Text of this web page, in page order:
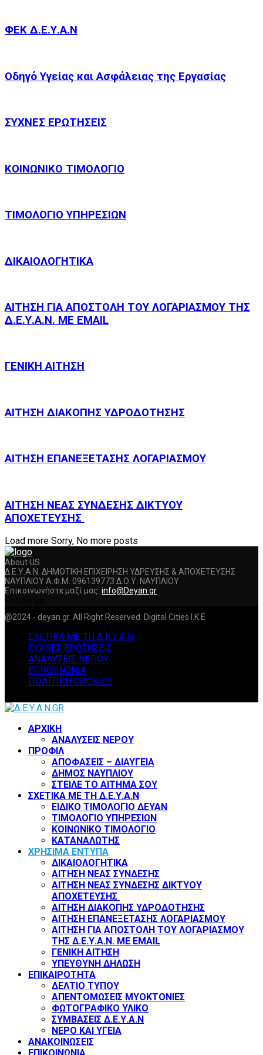
ΦΕΚ Δ.Ε.Υ.Α.Ν
Οδηγό Υγείας και Ασφάλειας της Εργασίας
ΣΥΧΝΕΣ ΕΡΩΤΗΣΕΙΣ
ΚΟΙΝΩΝΙΚΟ ΤΙΜΟΛΟΓΙΟ
ΤΙΜΟΛΟΓΙΟ ΥΠΗΡΕΣΙΩΝ
ΔΙΚΑΙΟΛΟΓΗΤΙΚΑ
ΑΙΤΗΣΗ ΓΙΑ ΑΠΟΣΤΟΛΗ ΤΟΥ ΛΟΓΑΡΙΑΣΜΟΥ ΤΗΣ
Δ.Ε.Υ.Α.Ν. ΜΕ EMAIL
ΓΕΝΙΚΗ ΑΙΤΗΣΗ
ΑΙΤΗΣΗ ΔΙΑΚΟΠΗΣ ΥΔΡΟΔΟΤΗΣΗΣ
ΑΙΤΗΣΗ ΕΠΑΝΕΞΕΤΑΣΗΣ ΛΟΓΑΡΙΑΣΜΟΥ
ΑΙΤΗΣΗ ΝΕΑΣ ΣΥΝΔΕΣΗΣ ΔΙΚΤΥΟΥ
ΑΠΟΧΕΤΕΥΣΗΣ
Load more Sorry, No more posts
About US
Δ.Ε.Υ.Α.Ν. ΔΗΜΟΤΙΚΗ ΕΠΙΧΕΙΡΗΣΗ ΥΔΡΕΥΣΗΣ & ΑΠΟΧΕΤΕΥΣΗΣ
ΝΑΥΠΛΙΟΥ Α.Φ.Μ. 096139773 Δ.Ο.Υ. ΝΑΥΠΛΙΟΥ
Επικοινωνήστε μαζί μας: info@Deyan.gr
Facebook
Twitter
Instagram
Youtube
@2024 - deyan.gr. All Right Reserved. Digital Cities I.K.E
ΣΧΕΤΙΚΑ ΜΕ ΤΗ Δ.Ε.Υ.Α.Ν
ΣΥΧΝΕΣ ΕΡΩΤΗΣΕΙΣ
ΑΝΑΛΥΣΕΙΣ ΝΕΡΟΥ
ΕΠΙΚΟΙΝΩΝΙΑ
ΠΟΛΙΤΙΚΗ COOKIES
ΑΡΧΙΚΗ
ΑΝΑΛΥΣΕΙΣ ΝΕΡΟΥ
ΠΡΟΦΙΛ
ΑΠΟΦΑΣΕΙΣ – ΔΙΑΥΓΕΙΑ
ΔΗΜΟΣ ΝΑΥΠΛΙΟΥ
ΣΤΕΙΛΕ ΤΟ ΑΙΤΗΜΑ ΣΟΥ
ΣΧΕΤΙΚΑ ΜΕ ΤΗ Δ.Ε.Υ.Α.Ν
ΕΙΔΙΚΟ ΤΙΜΟΛΟΓΙΟ ΔΕΥΑΝ
ΤΙΜΟΛΟΓΙΟ ΥΠΗΡΕΣΙΩΝ
ΚΟΙΝΩΝΙΚΟ ΤΙΜΟΛΟΓΙΟ
ΚΑΤΑΝΑΛΩΤΗΣ
ΧΡΗΣΙΜΑ ΕΝΤΥΠΑ
ΔΙΚΑΙΟΛΟΓΗΤΙΚΑ
ΑΙΤΗΣΗ ΝΕΑΣ ΣΥΝΔΕΣΗΣ
ΑΙΤΗΣΗ ΝΕΑΣ ΣΥΝΔΕΣΗΣ ΔΙΚΤΥΟΥ
ΑΠΟΧΕΤΕΥΣΗΣ
ΑΙΤΗΣΗ ΔΙΑΚΟΠΗΣ ΥΔΡΟΔΟΤΗΣΗΣ
ΑΙΤΗΣΗ ΕΠΑΝΕΞΕΤΑΣΗΣ ΛΟΓΑΡΙΑΣΜΟΥ
ΑΙΤΗΣΗ ΓΙΑ ΑΠΟΣΤΟΛΗ ΤΟΥ ΛΟΓΑΡΙΑΣΜΟΥ
ΤΗΣ Δ.Ε.Υ.Α.Ν. ΜΕ EMAIL
ΓΕΝΙΚΗ ΑΙΤΗΣΗ
ΥΠΕΥΘΥΝΗ ΔΗΛΩΣΗ
ΕΠΙΚΑΙΡΟΤΗΤΑ
ΔΕΛΤΙΟ ΤΥΠΟΥ
ΑΠΕΝΤΟΜΩΣΕΙΣ ΜΥΟΚΤΟΝΙΕΣ
ΦΩΤΟΓΡΑΦΙΚΟ ΥΛΙΚΟ
ΣΥΜΒΑΣΕΙΣ Δ.Ε.Υ.Α.Ν
ΝΕΡΟ ΚΑΙ ΥΓΕΙΑ
ΑΝΑΚΟΙΝΩΣΕΙΣ